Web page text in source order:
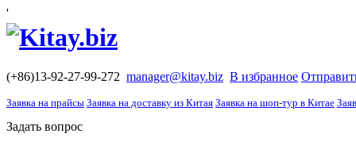
'
(+86)13-92-27-99-272 manager@kitay.biz В избранное
Заявка на прайсы Заявка на доставку из Китая Заявка на шоп-тур в Китае
Задать вопрос